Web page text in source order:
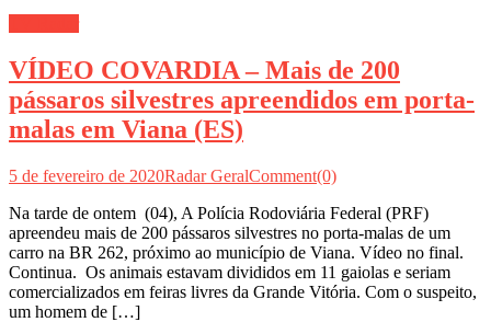
VÍDEO COVARDIA – Mais de 200
pássaros silvestres apreendidos em porta-
malas em Viana (ES)
5 de fevereiro de 2020Radar GeralComment(0)
Na tarde de ontem (04), A Polícia Rodoviária Federal (PRF)
apreendeu mais de 200 pássaros silvestres no porta-malas de um
carro na BR 262, próximo ao município de Viana. Vídeo no final.
Continua. Os animais estavam divididos em 11 gaiolas e seriam
comercializados em feiras livres da Grande Vitória. Com o suspeito,
um homem de […]